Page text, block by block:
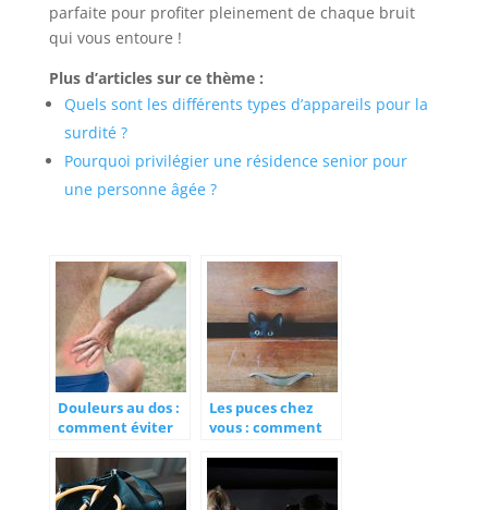
parfaite pour profiter pleinement de chaque bruit
qui vous entoure !
Plus d’articles sur ce thème :
Quels sont les différents types d’appareils pour la
surdité ?
Pourquoi privilégier une résidence senior pour
une personne âgée ?
Douleurs au dos :
comment éviter
Les puces chez
vous : comment